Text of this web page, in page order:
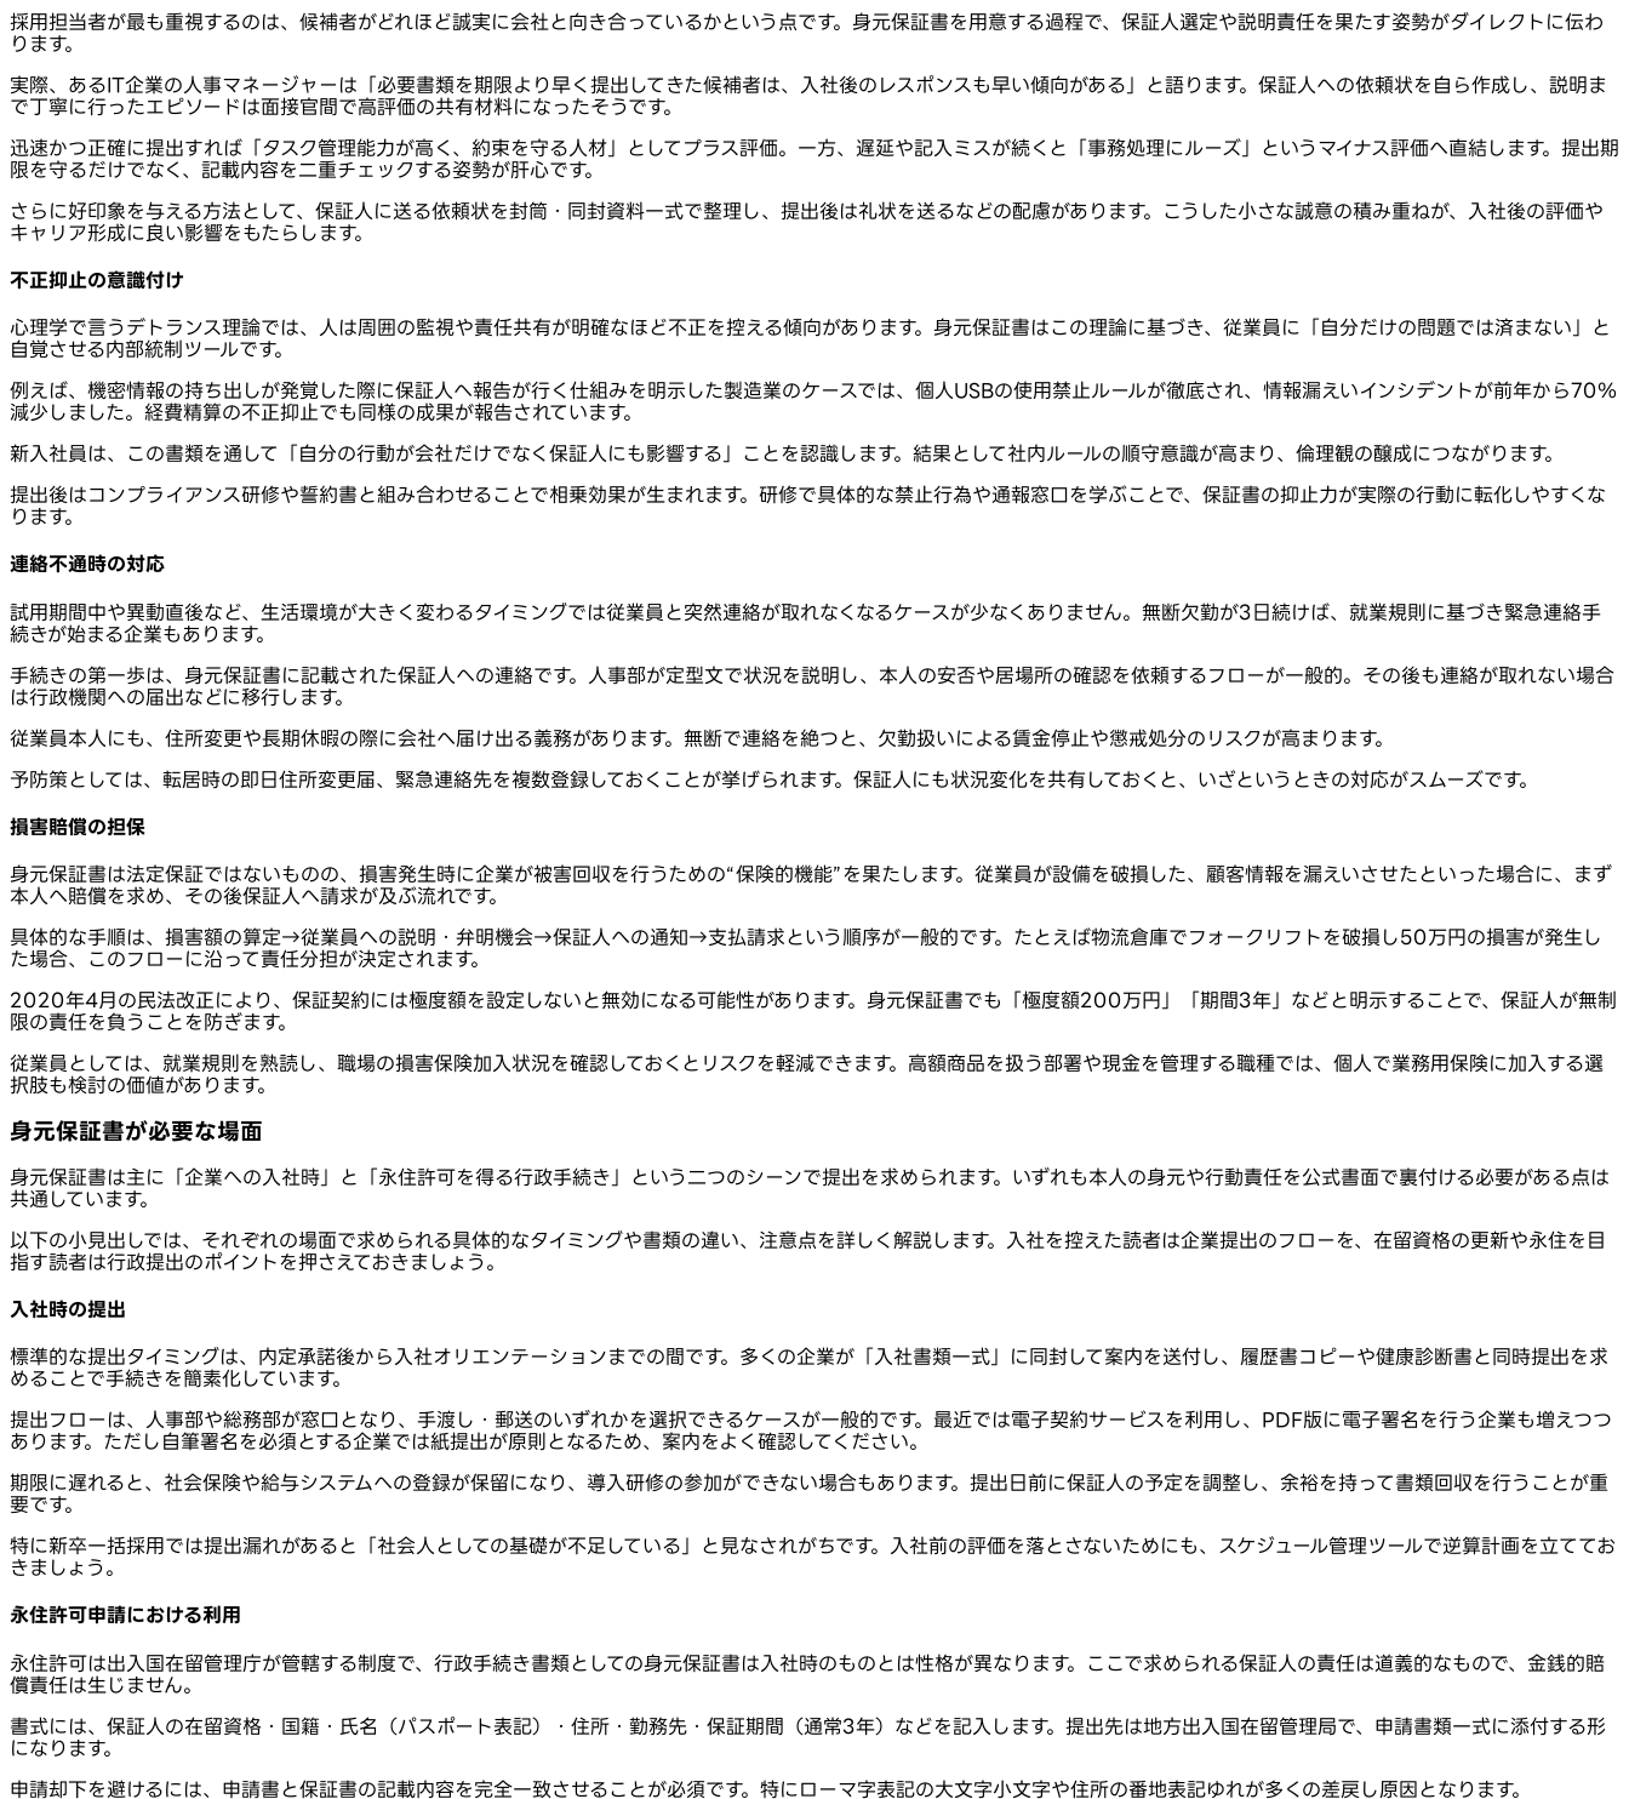
採用担当者が最も重視するのは、候補者がどれほど誠実に会社と向き合っているかという点です。身元保証書を用意する過程で、保証人選定や説明責任を果たす姿勢がダイレクトに伝わ
ります。
実際、あるIT企業の人事マネージャーは「必要書類を期限より早く提出してきた候補者は、入社後のレスポンスも早い傾向がある」と語ります。保証人への依頼状を自ら作成し、説明ま
で丁寧に行ったエピソードは面接官間で高評価の共有材料になったそうです。
迅速かつ正確に提出すれば「タスク管理能力が高く、約束を守る人材」としてプラス評価。一方、遅延や記入ミスが続くと「事務処理にルーズ」というマイナス評価へ直結します。提出期
限を守るだけでなく、記載内容を二重チェックする姿勢が肝心です。
さらに好印象を与える方法として、保証人に送る依頼状を封筒・同封資料一式で整理し、提出後は礼状を送るなどの配慮があります。こうした小さな誠意の積み重ねが、入社後の評価や
キャリア形成に良い影響をもたらします。
不正抑止の意識付け
心理学で言うデトランス理論では、人は周囲の監視や責任共有が明確なほど不正を控える傾向があります。身元保証書はこの理論に基づき、従業員に「自分だけの問題では済まない」と
自覚させる内部統制ツールです。
例えば、機密情報の持ち出しが発覚した際に保証人へ報告が行く仕組みを明示した製造業のケースでは、個人USBの使用禁止ルールが徹底され、情報漏えいインシデントが前年から70％
減少しました。経費精算の不正抑止でも同様の成果が報告されています。
新入社員は、この書類を通して「自分の行動が会社だけでなく保証人にも影響する」ことを認識します。結果として社内ルールの順守意識が高まり、倫理観の醸成につながります。
提出後はコンプライアンス研修や誓約書と組み合わせることで相乗効果が生まれます。研修で具体的な禁止行為や通報窓口を学ぶことで、保証書の抑止力が実際の行動に転化しやすくな
ります。
連絡不通時の対応
試用期間中や異動直後など、生活環境が大きく変わるタイミングでは従業員と突然連絡が取れなくなるケースが少なくありません。無断欠勤が3日続けば、就業規則に基づき緊急連絡手
続きが始まる企業もあります。
手続きの第一歩は、身元保証書に記載された保証人への連絡です。人事部が定型文で状況を説明し、本人の安否や居場所の確認を依頼するフローが一般的。その後も連絡が取れない場合
は行政機関への届出などに移行します。
従業員本人にも、住所変更や長期休暇の際に会社へ届け出る義務があります。無断で連絡を絶つと、欠勤扱いによる賃金停止や懲戒処分のリスクが高まります。
予防策としては、転居時の即日住所変更届、緊急連絡先を複数登録しておくことが挙げられます。保証人にも状況変化を共有しておくと、いざというときの対応がスムーズです。
損害賠償の担保
身元保証書は法定保証ではないものの、損害発生時に企業が被害回収を行うための“保険的機能”を果たします。従業員が設備を破損した、顧客情報を漏えいさせたといった場合に、まず
本人へ賠償を求め、その後保証人へ請求が及ぶ流れです。
具体的な手順は、損害額の算定→従業員への説明・弁明機会→保証人への通知→支払請求という順序が一般的です。たとえば物流倉庫でフォークリフトを破損し50万円の損害が発生し
た場合、このフローに沿って責任分担が決定されます。
2020年4月の民法改正により、保証契約には極度額を設定しないと無効になる可能性があります。身元保証書でも「極度額200万円」「期間3年」などと明示することで、保証人が無制
限の責任を負うことを防ぎます。
従業員としては、就業規則を熟読し、職場の損害保険加入状況を確認しておくとリスクを軽減できます。高額商品を扱う部署や現金を管理する職種では、個人で業務用保険に加入する選
択肢も検討の価値があります。
身元保証書が必要な場面
身元保証書は主に「企業への入社時」と「永住許可を得る行政手続き」という二つのシーンで提出を求められます。いずれも本人の身元や行動責任を公式書面で裏付ける必要がある点は
共通しています。
以下の小見出しでは、それぞれの場面で求められる具体的なタイミングや書類の違い、注意点を詳しく解説します。入社を控えた読者は企業提出のフローを、在留資格の更新や永住を目
指す読者は行政提出のポイントを押さえておきましょう。
入社時の提出
標準的な提出タイミングは、内定承諾後から入社オリエンテーションまでの間です。多くの企業が「入社書類一式」に同封して案内を送付し、履歴書コピーや健康診断書と同時提出を求
めることで手続きを簡素化しています。
提出フローは、人事部や総務部が窓口となり、手渡し・郵送のいずれかを選択できるケースが一般的です。最近では電子契約サービスを利用し、PDF版に電子署名を行う企業も増えつつ
あります。ただし自筆署名を必須とする企業では紙提出が原則となるため、案内をよく確認してください。
期限に遅れると、社会保険や給与システムへの登録が保留になり、導入研修の参加ができない場合もあります。提出日前に保証人の予定を調整し、余裕を持って書類回収を行うことが重
要です。
特に新卒一括採用では提出漏れがあると「社会人としての基礎が不足している」と見なされがちです。入社前の評価を落とさないためにも、スケジュール管理ツールで逆算計画を立ててお
きましょう。
永住許可申請における利用
永住許可は出入国在留管理庁が管轄する制度で、行政手続き書類としての身元保証書は入社時のものとは性格が異なります。ここで求められる保証人の責任は道義的なもので、金銭的賠
償責任は生じません。
書式には、保証人の在留資格・国籍・氏名（パスポート表記）・住所・勤務先・保証期間（通常3年）などを記入します。提出先は地方出入国在留管理局で、申請書類一式に添付する形
になります。
申請却下を避けるには、申請書と保証書の記載内容を完全一致させることが必須です。特にローマ字表記の大文字小文字や住所の番地表記ゆれが多くの差戻し原因となります。